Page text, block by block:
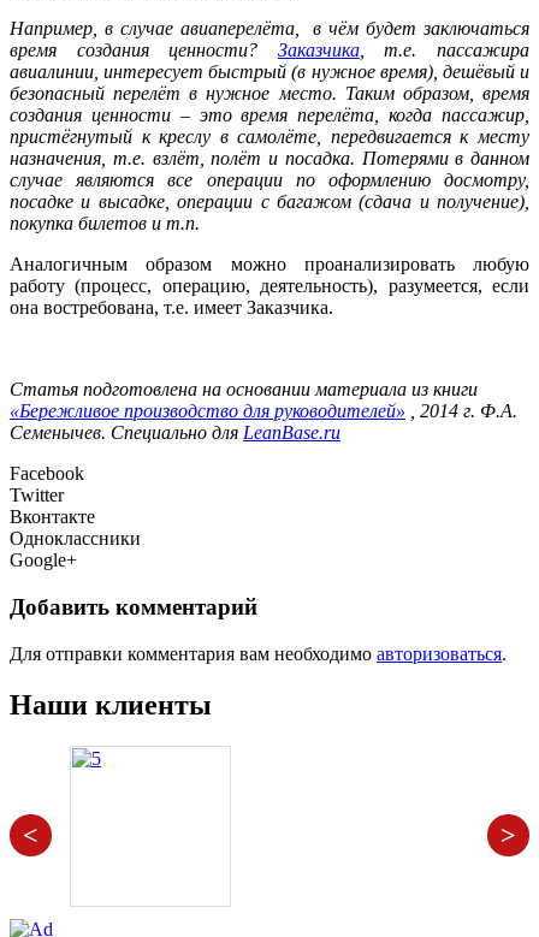
Например, в случае авиаперелёта, в чём будет заключаться
время создания ценности? Заказчика, т.е. пассажира
авиалинии, интересует быстрый (в нужное время), дешёвый и
безопасный перелёт в нужное место. Таким образом, время
создания ценности – это время перелёта, когда пассажир,
пристёгнутый к креслу в самолёте, передвигается к месту
назначения, т.е. взлёт, полёт и посадка. Потерями в данном
случае являются все операции по оформлению досмотру,
посадке и высадке, операции с багажом (сдача и получение),
покупка билетов и т.п.
Аналогичным образом можно проанализировать любую
работу (процесс, операцию, деятельность), разумеется, если
она востребована, т.е. имеет Заказчика.
Статья подготовлена на основании материала из книги
«Бережливое производство для руководителей» , 2014 г. Ф.А.
Семенычев. Специально для LeanBase.ru
Facebook
Twitter
Вконтакте
Одноклассники
Google+
Добавить комментарий
Для отправки комментария вам необходимо авторизоваться.
Наши клиенты
< >